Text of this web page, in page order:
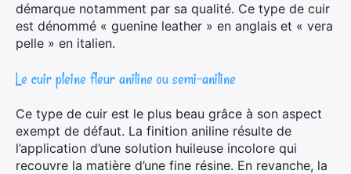
démarque notamment par sa qualité. Ce type de cuir
est dénommé « guenine leather » en anglais et « vera
pelle » en italien.
Le cuir pleine fleur aniline ou semi-aniline
Ce type de cuir est le plus beau grâce à son aspect
exempt de défaut. La finition aniline résulte de
l’application d’une solution huileuse incolore qui
recouvre la matière d’une fine résine. En revanche, la